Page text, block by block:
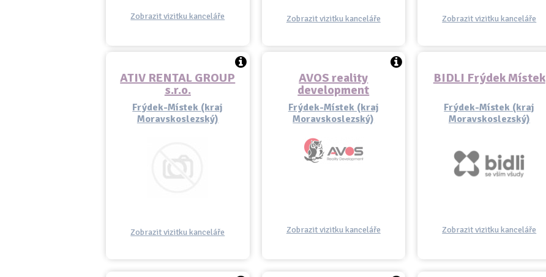
Zobrazit vizitku kanceláře Zobrazit vizitku kanceláře Zobrazit vizitku kanceláře
ATIV RENTAL GROUP
s.r.o.
Frýdek-Místek (kraj
Moravskoslezský)
Zobrazit vizitku kanceláře
AVOS reality
development
Frýdek-Místek (kraj
Moravskoslezský)
Zobrazit vizitku kanceláře
BIDLI Frýdek Místek
Frýdek-Místek (kraj
Moravskoslezský)
Zobrazit vizitku kanceláře